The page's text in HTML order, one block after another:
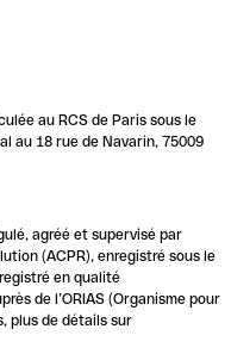
au RCS de Paris sous le
au 18 rue de Navarin, 75009
agréé et supervisé par
(ACPR), enregistré sous le
en qualité
de l’ORIAS (Organisme pour
plus de détails sur